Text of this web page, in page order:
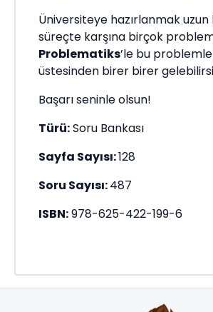
Üniversiteye hazırlanmak uzun
süreçte karşına birçok
Problematiks’le bu
üstesinden birer birer
Başarı seninle olsun!
Türü:Soru Bankası
Sayfa Sayısı:128
Soru Sayısı:487
ISBN:978-625-422-199-6